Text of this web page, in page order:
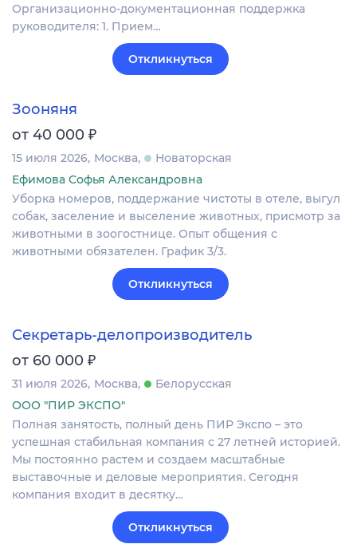
Организационно-документационная поддержка
руководителя: 1. Прием…
Откликнуться
Зооняня
от 40 000 ₽
15 июля 2026 Москва
Новаторская
Ефимова Софья Александровна
Уборка номеров, поддержание чистоты в отеле, выгул
собак, заселение и выселение животных, присмотр за
животными в зоогостнице. Опыт общения с
животными обязателен. График 3/3.
Откликнуться
Секретарь-делопроизводитель
от 60 000 ₽
31 июля 2026 Москва
Белорусская
ООО "ПИР ЭКСПО"
Полная занятость, полный день ПИР Экспо – это
успешная стабильная компания с 27 летней историей.
Мы постоянно растем и создаем масштабные
выставочные и деловые мероприятия. Сегодня
компания входит в десятку…
Откликнуться